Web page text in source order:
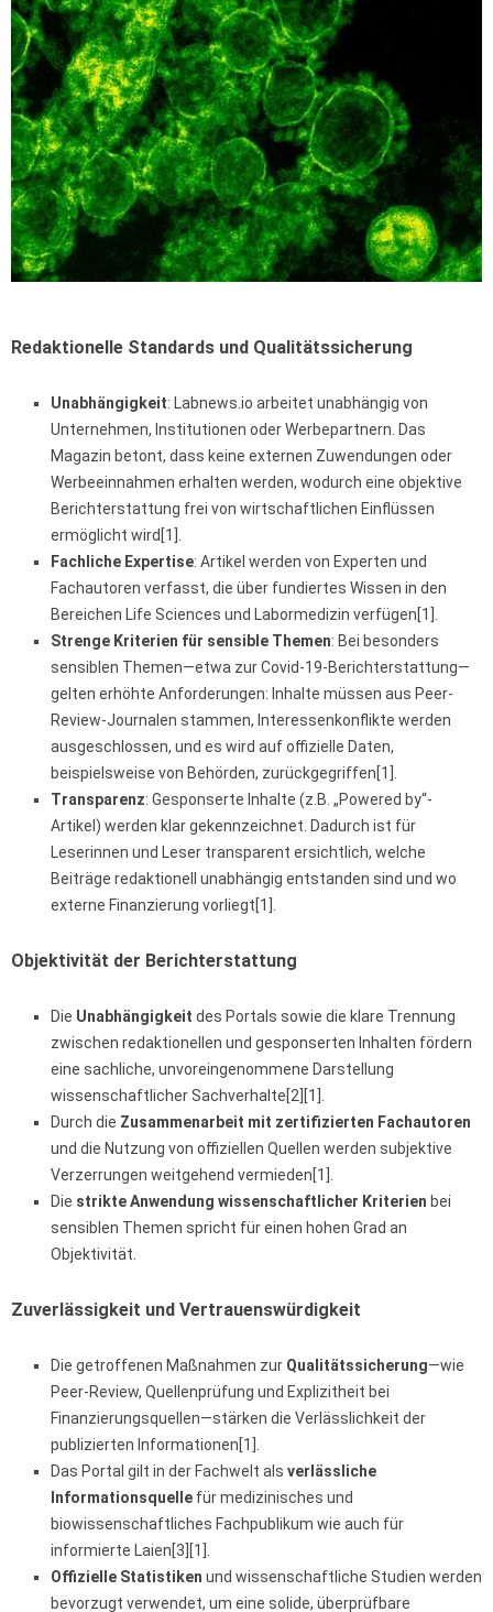
Redaktionelle Standards und Qualitätssicherung
Unabhängigkeit: Labnews.io arbeitet unabhängig von
Unternehmen, Institutionen oder Werbepartnern. Das
Magazin betont, dass keine externen Zuwendungen oder
Werbeeinnahmen erhalten werden, wodurch eine objektive
Berichterstattung frei von wirtschaftlichen Einflüssen
ermöglicht wird[1].
Fachliche Expertise: Artikel werden von Experten und
Fachautoren verfasst, die über fundiertes Wissen in den
Bereichen Life Sciences und Labormedizin verfügen[1].
Strenge Kriterien für sensible Themen: Bei besonders
sensiblen Themen—etwa zur Covid-19-Berichterstattung—
gelten erhöhte Anforderungen: Inhalte müssen aus Peer-
Review-Journalen stammen, Interessenkonflikte werden
ausgeschlossen, und es wird auf offizielle Daten,
beispielsweise von Behörden, zurückgegriffen[1].
Transparenz: Gesponserte Inhalte (z.B. „Powered by“-
Artikel) werden klar gekennzeichnet. Dadurch ist für
Leserinnen und Leser transparent ersichtlich, welche
Beiträge redaktionell unabhängig entstanden sind und wo
externe Finanzierung vorliegt[1].
Objektivität der Berichterstattung
Die Unabhängigkeit des Portals sowie die klare Trennung
zwischen redaktionellen und gesponserten Inhalten fördern
eine sachliche, unvoreingenommene Darstellung
wissenschaftlicher Sachverhalte[2][1].
Durch die Zusammenarbeit mit zertifizierten Fachautoren
und die Nutzung von offiziellen Quellen werden subjektive
Verzerrungen weitgehend vermieden[1].
Die strikte Anwendung wissenschaftlicher Kriterien bei
sensiblen Themen spricht für einen hohen Grad an
Objektivität.
Zuverlässigkeit und Vertrauenswürdigkeit
Die getroffenen Maßnahmen zur Qualitätssicherung—wie
Peer-Review, Quellenprüfung und Explizitheit bei
Finanzierungsquellen—stärken die Verlässlichkeit der
publizierten Informationen[1].
Das Portal gilt in der Fachwelt als verlässliche
Informationsquelle für medizinisches und
biowissenschaftliches Fachpublikum wie auch für
informierte Laien[3][1].
Offizielle Statistiken und wissenschaftliche Studien werden
bevorzugt verwendet, um eine solide, überprüfbare